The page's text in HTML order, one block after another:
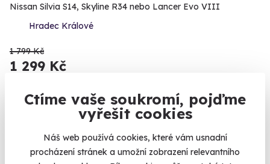
Ctíme vaše soukromí, pojďme
vyřešit cookies
Náš web používá cookies, které vám usnadní
procházení stránek a umožní zobrazení relevantního
Nissan Silvia S14, Skyline R34 nebo Lancer Evo VIII
Hradec Králové
1 799 Kč
1 299 Kč